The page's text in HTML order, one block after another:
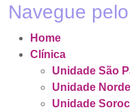
Navegue
Home
Clínica
Unidade São
Unidade
Unidade